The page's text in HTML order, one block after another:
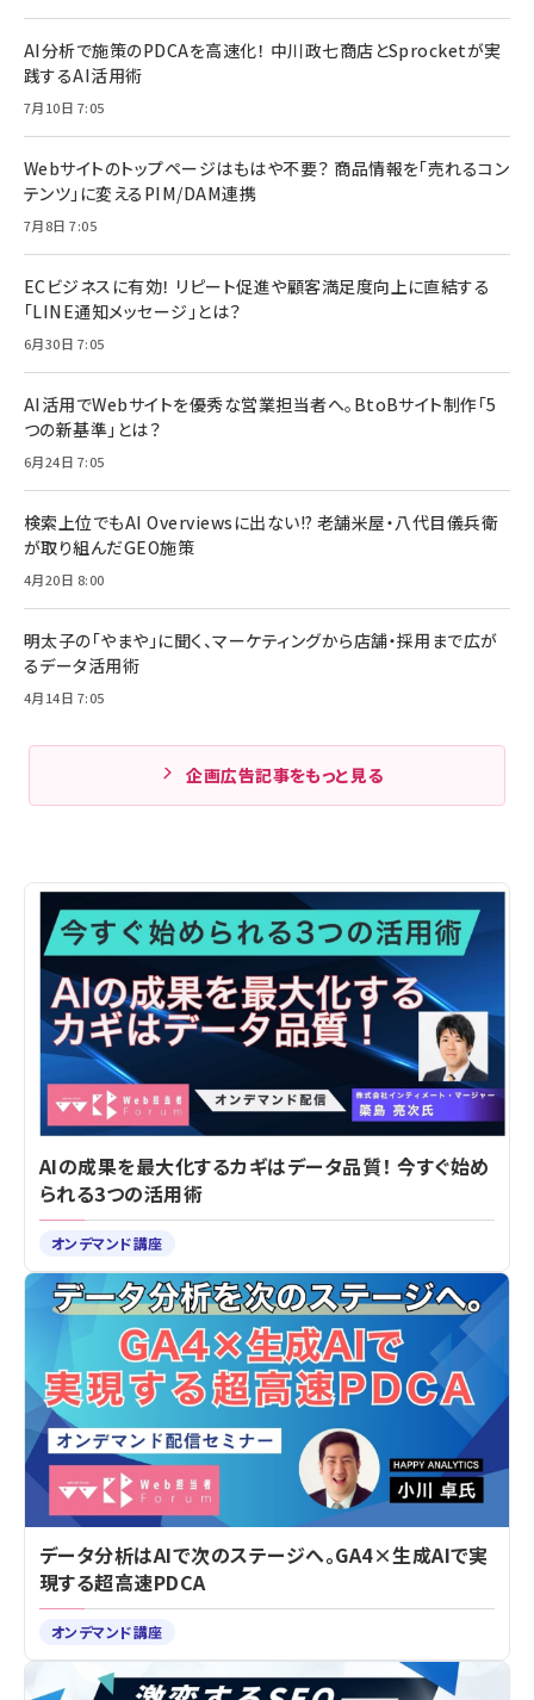
AI分析で施策のPDCAを高速化！ 中川政七商店とSprocketが実
践するAI活用術
7月10日 7:05
Webサイトのトップページはもはや不要？ 商品情報を「売れるコン
テンツ」に変えるPIM/DAM連携
7月8日 7:05
ECビジネスに有効！ リピート促進や顧客満足度向上に直結する
「LINE通知メッセージ」とは？
6月30日 7:05
AI活用でWebサイトを優秀な営業担当者へ。BtoBサイト制作「5
つの新基準」とは？
6月24日 7:05
検索上位でもAI Overviewsに出ない!? 老舗米屋・八代目儀兵衛
が取り組んだGEO施策
4月20日 8:00
明太子の「やまや」に聞く、マーケティングから店舗・採用まで広が
るデータ活用術
4月14日 7:05
企画広告記事をもっと見る
AIの成果を最大化するカギはデータ品質！ 今すぐ始め
られる3つの活用術
オンデマンド講座
データ分析はAIで次のステージへ。GA4×生成AIで実
現する超高速PDCA
オンデマンド講座